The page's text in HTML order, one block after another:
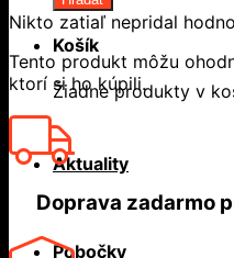
Košík
Žiadne produkty v
Aktuality
Pobočky
Nikto zatiaľ nepridal
Tento produkt môžu
ktorí si ho kúpili.
Doprava zadarmo